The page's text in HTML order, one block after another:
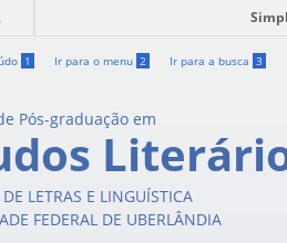
1 Ir para o menu 2 Ir para a busca 3
Pós-graduação em
LETRAS E LINGUÍSTICA
FEDERAL DE UBERLÂNDIA